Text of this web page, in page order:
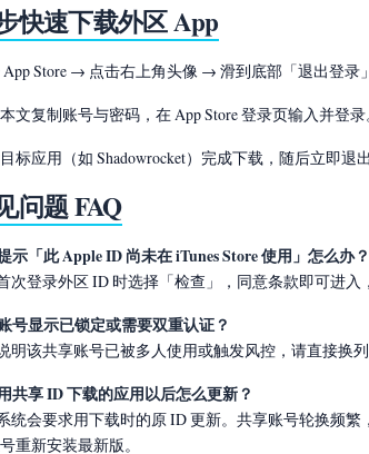
快速下载外区 App
Store → 点击右上角头像 → 滑到底部「退出登录
文复制账号与密码，在 App Store 登录页输入并登录
标应用（如 Shadowrocket）完成下载，随后立即退出
问题 FAQ
示「此 Apple ID 尚未在 iTunes Store 使用」怎么办？
次登录外区 ID 时选择「检查」，同意条款即可进入
号显示已锁定或需要双重认证？
明该共享账号已被多人使用或触发风控，请直接换
共享 ID 下载的应用以后怎么更新？
统会要求用下载时的原 ID 更新。共享账号轮换频
重新安装最新版。